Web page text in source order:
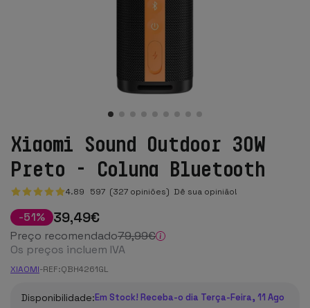
Xiaomi Sound Outdoor 30W
Preto - Coluna Bluetooth
4.89 597 (327 opiniões) Dê sua opinião!
-51% 39,49€
Preço recomendado79,99€
Os preços incluem IVA
XIAOMI-REF:QBH4261GL
Disponibilidade:Em Stock! Receba-o dia Terça-Feira, 11 Ago